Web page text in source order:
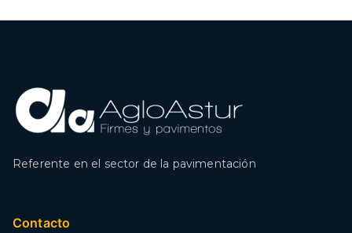
Referente en el sector de la pavimentación
Contacto